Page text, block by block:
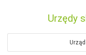
Urzędy